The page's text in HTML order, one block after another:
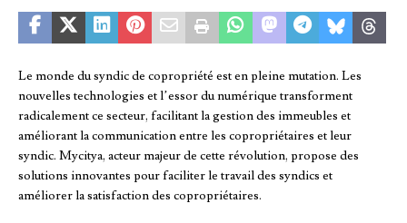
Le monde du syndic de copropriété est en pleine mutation. Les
nouvelles technologies et l’essor du numérique transforment
radicalement ce secteur, facilitant la gestion des immeubles et
améliorant la communication entre les copropriétaires et leur
syndic. Mycitya, acteur majeur de cette révolution, propose des
solutions innovantes pour faciliter le travail des syndics et
améliorer la satisfaction des copropriétaires.